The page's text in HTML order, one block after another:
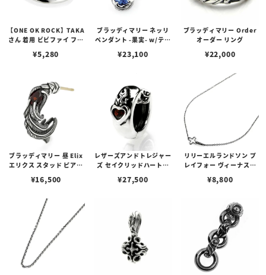
【ONE OK ROCK】TAKA
さん 着用 ビビファイ フー
¥5,280
ブラッディマリー ネッリ
ペンダント -果実- w/ティ
¥23,100
ブラッディマリー Order
オーダー リング
¥22,000
ブラッディマリー 昼 Elix
エリクス スタッド ピアス
¥16,500
レザーズアンドトレジャー
ズ セイクリッドハートピ
¥27,500
リリーエルランドソン プ
レイフォー ヴィーナスチ
¥8,800